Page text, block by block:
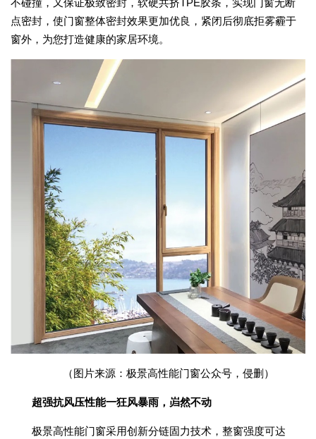
不碰撞，又保证极致密封，软硬共挤TPE胶条，实现门窗无断
点密封，使门窗整体密封效果更加优良，紧闭后彻底拒雾霾于
窗外，为您打造健康的家居环境。
（图片来源：极景高性能门窗公众号，侵删）
超强抗风压性能一狂风暴雨，岿然不动
极景高性能门窗采用创新分链固力技术，整窗强度可达